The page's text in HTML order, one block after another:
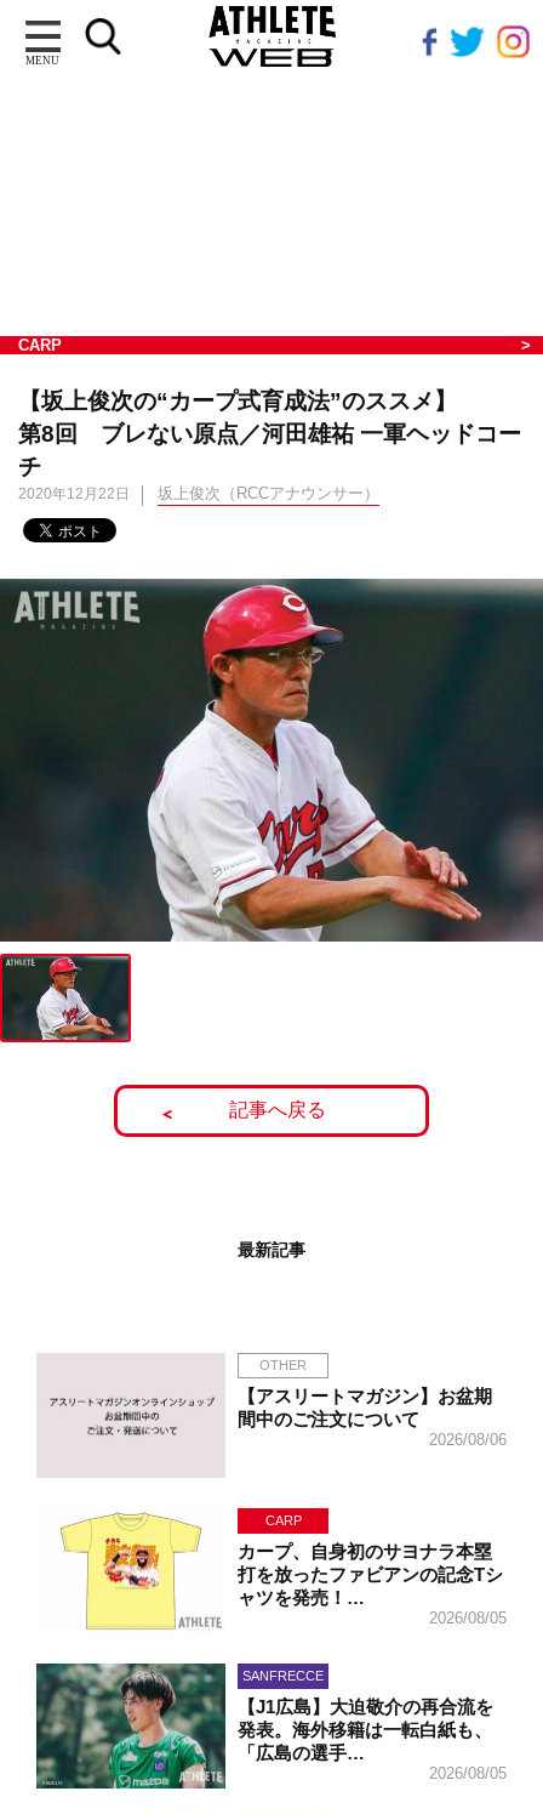
MENU
CARP
【坂上俊次の“カープ式育成法”のススメ】
第8回 ブレない原点／河田雄祐 一軍ヘッドコー
チ
2020年12月22日 坂上俊次（RCCアナウンサー）
記事へ戻る
最新記事
OTHER
【アスリートマガジン】お盆期
間中のご注文について
2026/08/06
CARP
カープ、自身初のサヨナラ本塁
打を放ったファビアンの記念Tシ
ャツを発売！…
2026/08/05
SANFRECCE
【J1広島】大迫敬介の再合流を
発表。海外移籍は一転白紙も、
「広島の選手…
2026/08/05